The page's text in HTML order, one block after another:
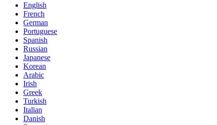
English
French
German
Portuguese
Spanish
Russian
Japanese
Korean
Arabic
Irish
Greek
Turkish
Italian
Danish